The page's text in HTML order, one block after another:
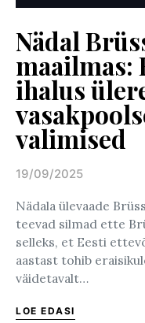
Nädal
maailmas:
ihalus
valimised
Posted on
19/09/2025
Nädala ülevaade
teevad silmad ette
selleks, et Eesti
aastast tohib
väidetavalt…
LOE EDASI